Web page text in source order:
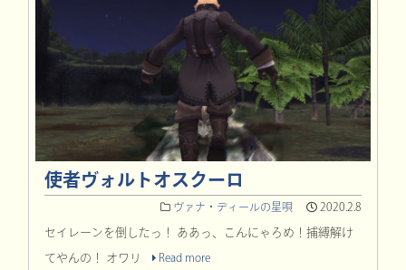
使者ヴォルトオスクーロ
ヴァナ・ディールの星唄 2020.2.8
セイレーンを倒したっ！ ああっ、こんにゃろめ！捕縛解け
てやんの！ オワリ Read more